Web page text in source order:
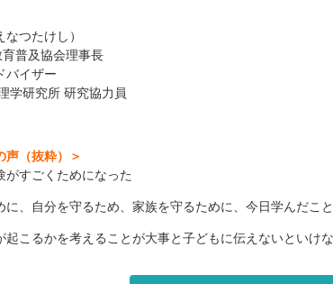
つたけし）
育普及協会理事長
バイザー
学研究所 研究協力員
声（抜粋）＞
がすごくためになった
に、自分を守るため、家族を守るために、今日学んだこ
起こるかを考えることが大事と子どもに伝えないといけ